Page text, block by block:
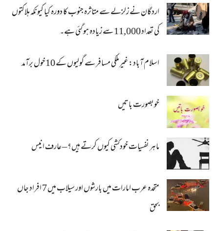
اردگان نے زلزلے سے متاثرہ جنوب کا دورہ کیا کیونکہ ہلاکتوں
کی تعداد 11,000 سے زیادہ ہو گئی ہے۔
اسلام آباد: غیرملکی مسافر سے گولیوں کے 10خول برآمد
خوبصورت باتیں
ماہر نفسیات خودکشی کیوں کرتے ہیں؟ – عارف انیس
متحدہ عرب امارات میں بارشوں اور سیلاب میں 7 افراد جاں
بحق